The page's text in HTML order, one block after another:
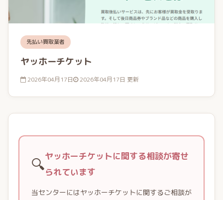
先払い買取業者
ヤッホーチケット
2026年04月17日 2026年04月17日 更新
🔍ヤッホーチケットに関する相談が寄せ
られています
当センターにはヤッホーチケットに関するご相談が